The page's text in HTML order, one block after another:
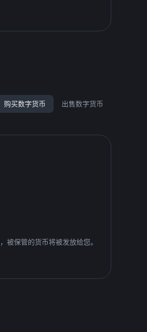
购买数字货币 出售数字货币
被保管的货币将被发放给您。